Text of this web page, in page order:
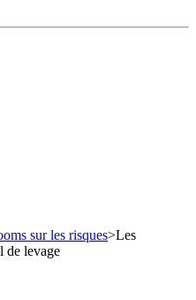
sur les risques>Les
de levage